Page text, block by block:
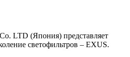
LTD (Япония) представляет
светофильтров – EXUS.